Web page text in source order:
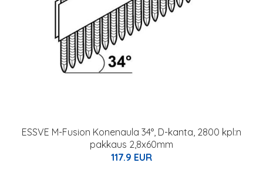
ESSVE M-Fusion Konenaula 34°, D-kanta, 2800 kpl:n
pakkaus 2,8x60mm
117.9 EUR